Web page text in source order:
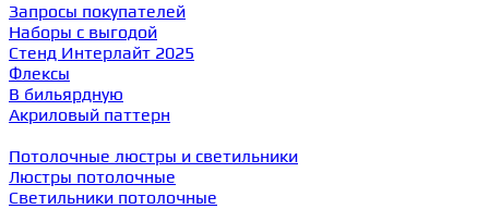
Запросы покупателей
Наборы с выгодой
Стенд Интерлайт 2025
Флексы
В бильярдную
Акриловый паттерн
Потолочные люстры и светильники
Люстры потолочные
Светильники потолочные